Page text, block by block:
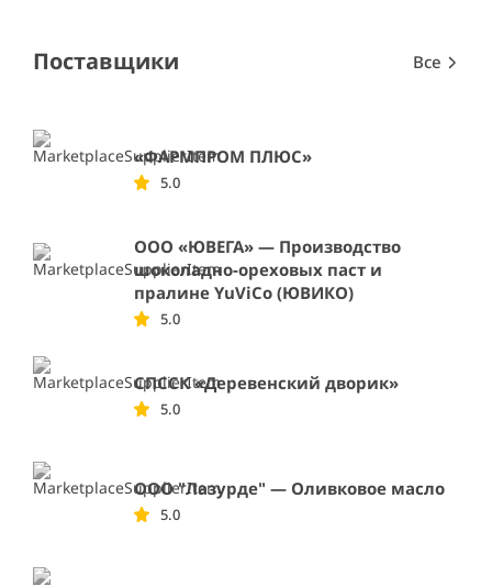
Поставщики Все
«ФАРМПРОМ ПЛЮС»
5.0
ООО «ЮВЕГА» — Производство
шоколадно-ореховых паст и
пралине YuViCo (ЮВИКО)
5.0
СПССК «Деревенский дворик»
5.0
ООО "Лазурде" — Оливковое масло
5.0